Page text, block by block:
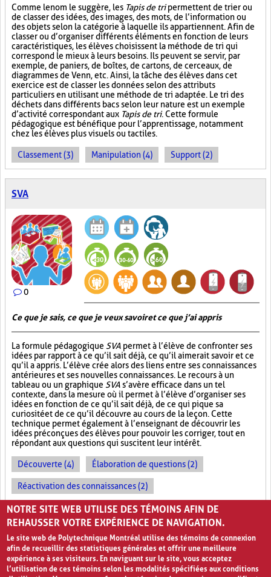
Comme le nom le suggère, les Tapis de tripermettent de trier ou
de classer des idées, des images, des mots, de l’information ou
des objets selon la catégorie à laquelle ils appartiennent. Afin de
classer ou d’organiser différents éléments en fonction de leurs
caractéristiques, les élèves choisissent la méthode de tri qui
correspond le mieux à leurs besoins. Ils peuvent se servir, par
exemple, de paniers, de boîtes, de cartons, de cerceaux, de
diagrammes de Venn, etc. Ainsi, la tâche des élèves dans cet
exercice est de classer les données selon des attributs
particuliers en utilisant une méthode de tri adaptée. Le tri des
déchets dans différents bacs selon leur nature est un exemple
d’activité correspondant aux Tapis de tri. Cette formule
pédagogique est bénéfique pour l’apprentissage, notamment
chez les élèves plus visuels ou tactiles.
Classement (3) Manipulation (4) Support (2)
SVA
0
Ce que je sais, ce que je veux savoir et ce que j’ai appris
La formule pédagogique SVA permet à l’élève de confronter ses
idées par rapport à ce qu’il sait déjà, ce qu’il aimerait savoir et ce
qu’il a appris. L’élève crée alors des liens entre ses connaissances
antérieures et ses nouvelles connaissances. Le recours à un
tableau ou un graphique SVA s’avère efficace dans un tel
contexte, dans la mesure où il permet à l’élève d’organiser ses
idées en fonction de ce qu’il sait déjà, de ce qui pique sa
curiosité et de ce qu’il découvre au cours de la leçon. Cette
technique permet également à l’enseignant de découvrir les
idées préconçues des élèves pour pouvoir les corriger, tout en
répondant aux questions qui suscitent leur intérêt.
Découverte (4) Élaboration de questions (2)
Réactivation des connaissances (2)
Évolution des apprentissages (2)
NOTRE SITE WEB UTILISE DES TÉMOINS AFIN DE
REHAUSSER VOTRE EXPÉRIENCE DE NAVIGATION.
Le site web de Polytechnique Montréal utilise des témoins de connexion
afin de recueillir des statistiques générales et offrir une meilleure
expérience à ses visiteurs. En naviguant sur le site, vous acceptez
l’utilisation de ces témoins selon les modalités spécifiées aux conditions